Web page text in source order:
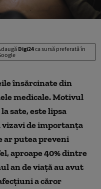
Digi24ca sursă preferată în
însărcinate din
medicale. Motivul
sate, este lipsa
de importanța
ar putea preveni
aproape 40% dintre
an de viață au avut
a căror